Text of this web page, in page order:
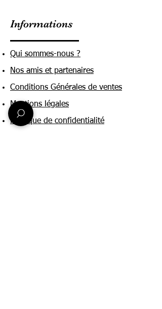
Informations
Qui sommes-nous ?
Nos amis et partenaires
Conditions Générales de ventes
Mentions légales
Politique de confidentialité